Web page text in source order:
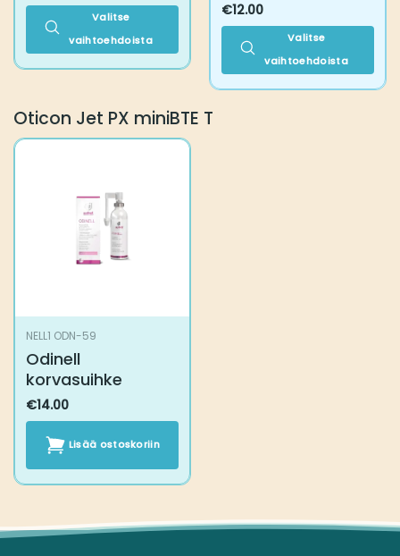
Valitse
vaihtoehdoista
useampi
muunnelma.
€12.00
Valitse
vaihtoehdoista
Oticon Jet PX miniBTE T
NELL1 ODN-59
Odinell
korvasuihke
€14.00
Lisää ostoskoriin